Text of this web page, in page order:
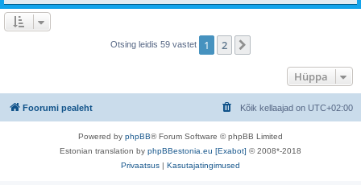
Otsing leidis 59 vastet 1 2
Hüppa
Foorumi pealeht Kõik kellaajad on UTC+02:00
Powered by phpBB® Forum Software © phpBB Limited
Estonian translation by phpBBestonia.eu [Exabot] © 2008*-2018
Privaatsus | Kasutajatingimused